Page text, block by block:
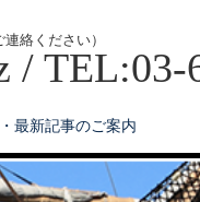
絡ください）
/ TEL:03-
最新記事のご案内